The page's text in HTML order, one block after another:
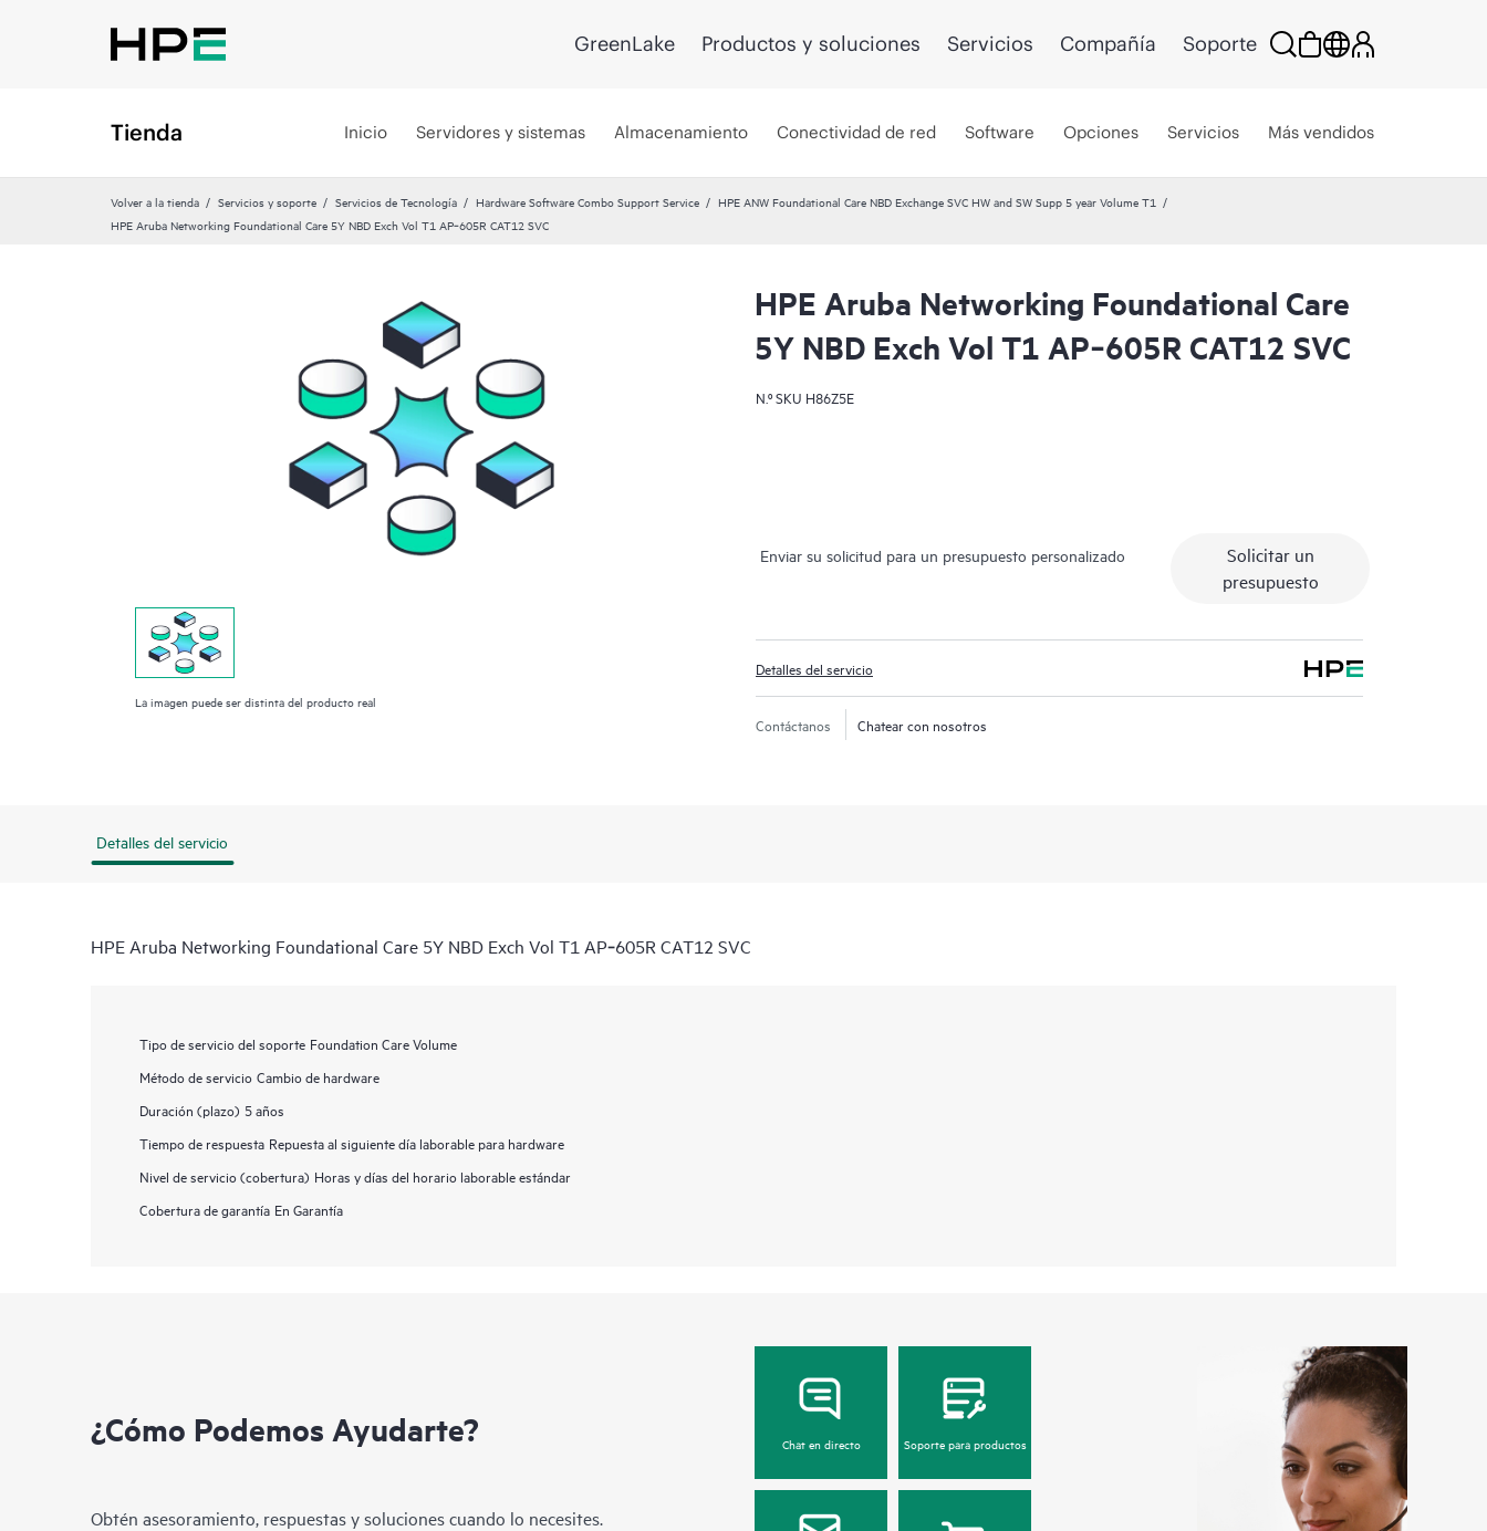
GreenLake Productos y soluciones Servicios Compañía Soporte
Tienda Inicio Servidores y sistemas Almacenamiento Conectividad de red Software Opciones Servicios Más vendidos
Volver a la tienda Servicios y soporte Servicios de Tecnología Hardware Software Combo Support Service
HPE ANW Foundational Care NBD Exchange SVC HW and SW Supp 5 year Volume T1
HPE Aruba Networking Foundational Care 5Y NBD Exch Vol T1 AP‑605R CAT12 SVC
La imagen puede ser distinta del producto real
HPE Aruba Networking Foundational Care
5Y NBD Exch Vol T1 AP‑605R CAT12 SVC
N.º SKU H86Z5E
Enviar su solicitud para un presupuesto personalizado
Solicitar un
presupuesto
Detalles del servicio
Contáctanos Chatear con nosotros
Detalles del servicio
HPE Aruba Networking Foundational Care 5Y NBD Exch Vol T1 AP‑605R CAT12 SVC
Tipo de servicio del soporte Foundation Care Volume
Método de servicio Cambio de hardware
Duración (plazo) 5 años
Tiempo de respuesta Repuesta al siguiente día laborable para hardware
Nivel de servicio (cobertura) Horas y días del horario laborable estándar
Cobertura de garantía En Garantía
¿Cómo Podemos Ayudarte?
Obtén asesoramiento, respuestas y soluciones cuando lo necesites.
Chat en directo Soporte para productos